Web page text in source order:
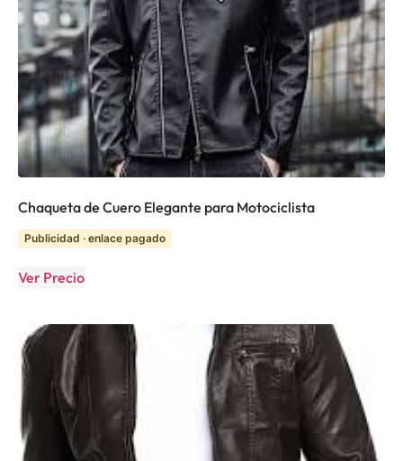
Chaqueta de Cuero Elegante para Motociclista
Publicidad · enlace pagado
Ver Precio